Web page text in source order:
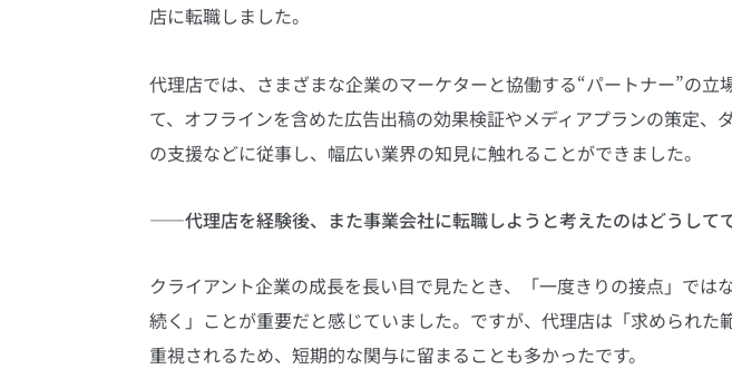
店に転職しました。
代理店では、さまざまな企業のマーケターと協働する“パートナー”の立
て、オフラインを含めた広告出稿の効果検証やメディアプランの策定、
の支援などに従事し、幅広い業界の知見に触れることができました。
――代理店を経験後、また事業会社に転職しようと考えたのはどうしてで
クライアント企業の成長を長い目で見たとき、「一度きりの接点」では
続く」ことが重要だと感じていました。ですが、代理店は「求められた
重視されるため、短期的な関与に留まることも多かったです。